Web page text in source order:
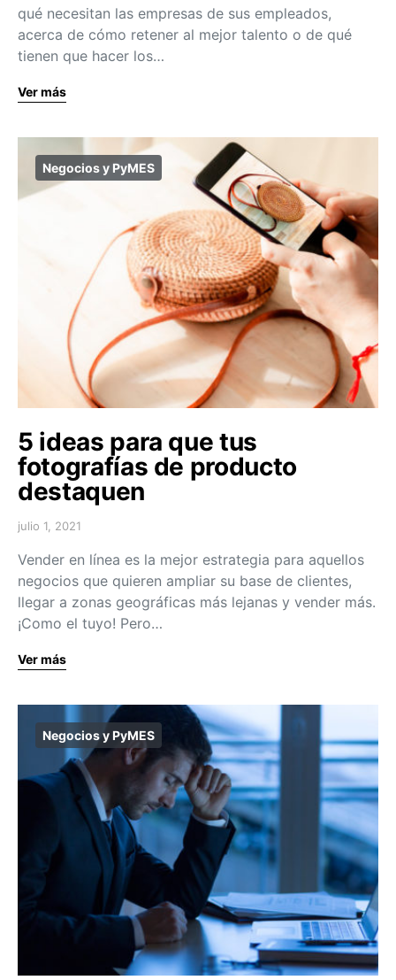
qué necesitan las empresas de sus empleados,
acerca de cómo retener al mejor talento o de qué
tienen que hacer los…
Ver más
Negocios y PyMES
5 ideas para que tus
fotografías de producto
destaquen
julio 1, 2021
Vender en línea es la mejor estrategia para aquellos
negocios que quieren ampliar su base de clientes,
llegar a zonas geográficas más lejanas y vender más.
¡Como el tuyo! Pero…
Ver más
Negocios y PyMES